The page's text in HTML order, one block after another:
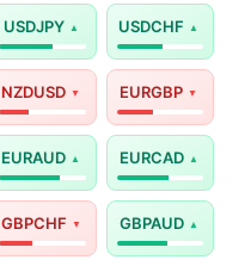
USDJPY USDCHF
NZDUSD EURGBP
EURAUD EURCAD
GBPCHF GBPAUD